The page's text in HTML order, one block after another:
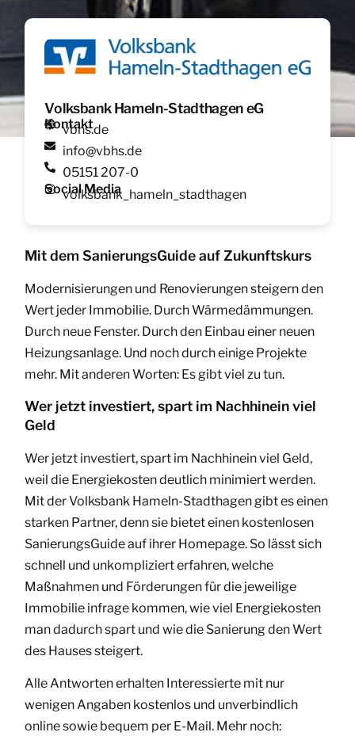
Volksbank Hameln-Stadthagen eG
Kontakt
vbhs.de
info@vbhs.de
05151 207-0
Social Media
volksbank_hameln_stadthagen
Mit dem SanierungsGuide auf Zukunftskurs
Modernisierungen und Renovierungen steigern den
Wert jeder Immobilie. Durch Wärmedämmungen.
Durch neue Fenster. Durch den Einbau einer neuen
Heizungsanlage. Und noch durch einige Projekte
mehr. Mit anderen Worten: Es gibt viel zu tun.
Wer jetzt investiert, spart im Nachhinein viel
Geld
Wer jetzt investiert, spart im Nachhinein viel Geld,
weil die Energiekosten deutlich minimiert werden.
Mit der Volksbank Hameln-Stadthagen gibt es einen
starken Partner, denn sie bietet einen kostenlosen
SanierungsGuide auf ihrer Homepage. So lässt sich
schnell und unkompliziert erfahren, welche
Maßnahmen und Förderungen für die jeweilige
Immobilie infrage kommen, wie viel Energiekosten
man dadurch spart und wie die Sanierung den Wert
des Hauses steigert.
Alle Antworten erhalten Interessierte mit nur
wenigen Angaben kostenlos und unverbindlich
online sowie bequem per E-Mail. Mehr noch: